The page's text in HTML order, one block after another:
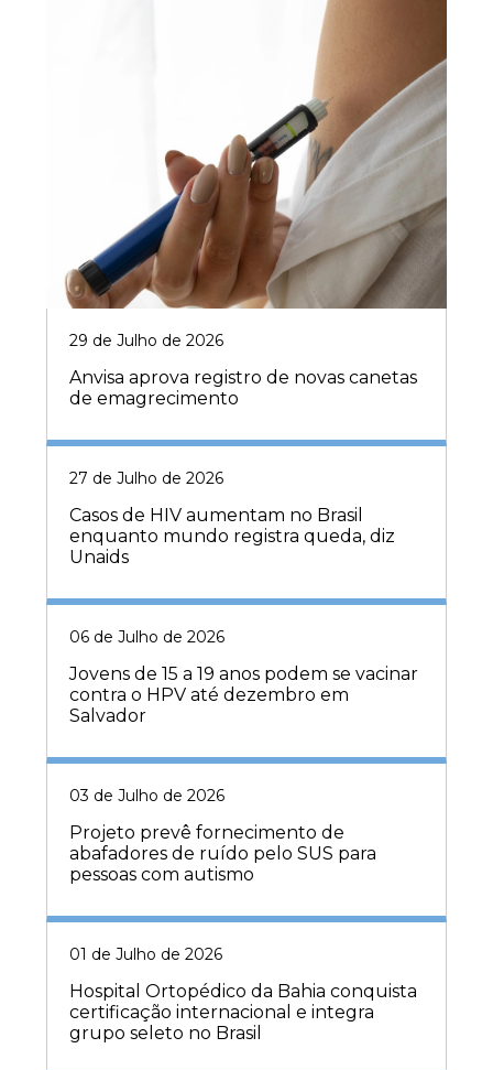
29 de Julho de 2026
Anvisa aprova registro de novas canetas
de emagrecimento
27 de Julho de 2026
Casos de HIV aumentam no Brasil
enquanto mundo registra queda, diz
Unaids
06 de Julho de 2026
Jovens de 15 a 19 anos podem se vacinar
contra o HPV até dezembro em
Salvador
03 de Julho de 2026
Projeto prevê fornecimento de
abafadores de ruído pelo SUS para
pessoas com autismo
01 de Julho de 2026
Hospital Ortopédico da Bahia conquista
certificação internacional e integra
grupo seleto no Brasil